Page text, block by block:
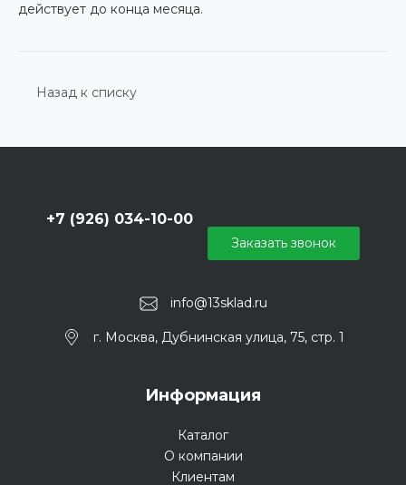
действует до конца месяца.
Назад к списку
info@13sklad.ru
+7 (926) 034-10-00
г. Москва, Дубнинская улица, 75, стр. 1
Заказать звонок
Информация
Каталог
О компании
Клиентам